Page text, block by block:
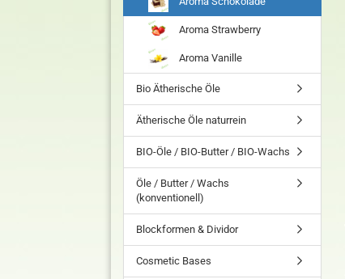
Aroma Strawberry
Aroma Vanille
Bio Ätherische Öle
Ätherische Öle naturrein
BIO-Öle / BIO-Butter / BIO-Wachs
Öle / Butter / Wachs
(konventionell)
Blockformen & Dividor
Cosmetic Bases